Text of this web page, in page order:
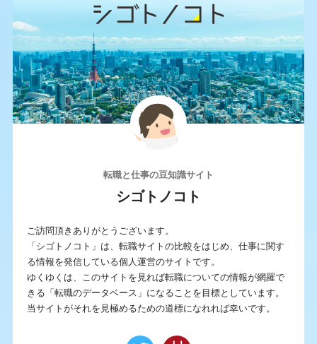
転職と仕事の豆知識サイト
シゴトノコト
ご訪問頂きありがとうございます。
「シゴトノコト」は、転職サイトの比較をはじめ、仕事に関す
る情報を発信している個人運営のサイトです。
ゆくゆくは、このサイトを見れば転職についての情報が網羅で
きる「転職のデータベース」になることを目標としています。
当サイトがそれを見極めるための道標になれれば幸いです。